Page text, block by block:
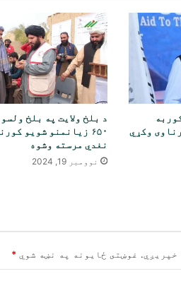
وکړي
د بلخ ولایت په بلخ
۶۵۰ زیانمنو شویو
نغدي مرسته وشوه
نوومبر 19, 2024
خپريږي. غوښتى ځایونه په نښه شوي *